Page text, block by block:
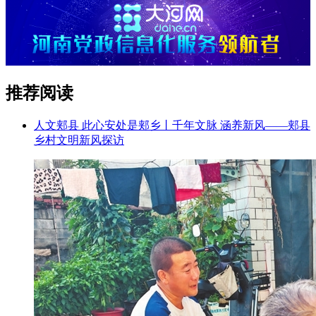
推荐阅读
人文郏县 此心安处是郏乡丨千年文脉 涵养新风——郏县
乡村文明新风探访